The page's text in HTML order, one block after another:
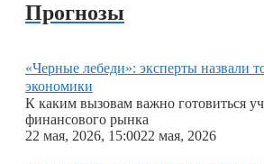
Прогнозы
«Черные лебеди»: эксперты назвали
экономики
К каким вызовам важно готовиться
финансового рынка
22 мая, 2026, 15:0022 мая, 2026